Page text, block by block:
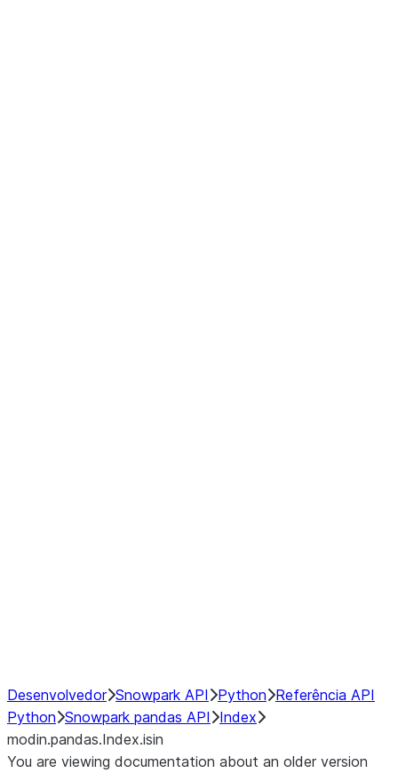
Desenvolvedor Snowpark API Python Referência API
Python Snowpark pandas API
Index
modin.pandas.Index.isin
You are viewing documentation about an older version